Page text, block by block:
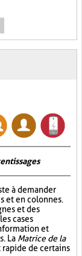
à demander
et en colonnes.
et des
cases
et
La Matrice de la
de certains